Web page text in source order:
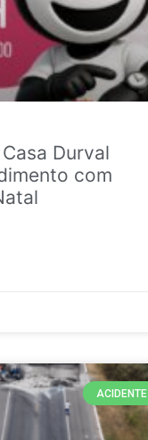
Durval
com
ACIDENTE